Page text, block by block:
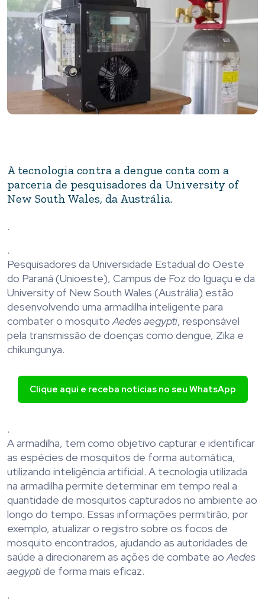
A tecnologia contra a dengue conta com a
parceria de pesquisadores da University of
New South Wales, da Austrália.
.
.
Pesquisadores da Universidade Estadual do Oeste
do Paraná (Unioeste), Campus de Foz do Iguaçu e da
University of New South Wales (Austrália) estão
desenvolvendo uma armadilha inteligente para
combater o mosquitoAedes aegypti, responsável
pela transmissão de doenças como dengue, Zika e
chikungunya.
Clique aqui e receba notícias no seu WhatsApp
.
A armadilha, tem como objetivo capturar e identificar
as espécies de mosquitos de forma automática,
utilizando inteligência artificial. A tecnologia utilizada
na armadilha permite determinar em tempo real a
quantidade de mosquitos capturados no ambiente ao
longo do tempo. Essas informações permitirão, por
exemplo, atualizar o registro sobre os focos de
mosquito encontrados, ajudando as autoridades de
saúde a direcionarem as ações de combate aoAedes
aegyptide forma mais eficaz.
.